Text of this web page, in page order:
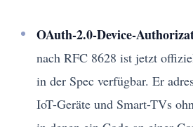
OAuth-2.0-Device-
nach RFC 8628 ist jetzt
in der Spec verfügbar. Er
IoT-Geräte und Smart-TVs